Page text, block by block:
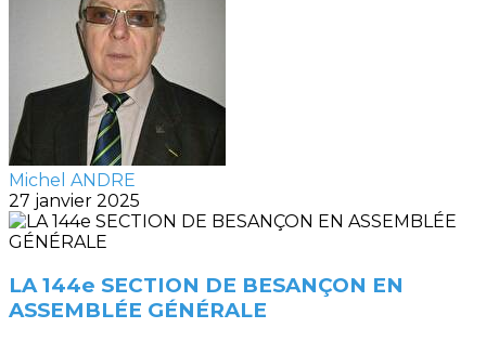
Michel ANDRE
27 janvier 2025
LA 144e SECTION DE BESANÇON EN
ASSEMBLÉE GÉNÉRALE